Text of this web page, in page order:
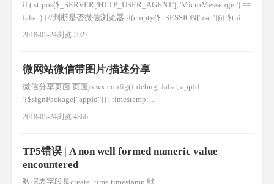
if ( strpos($_SERVER['HTTP_USER_AGENT'], 'MicroMessenger') ==
false ) {//判断是否微信浏览器 if(empty($_SESSION['user'])){ $this-
>redirect(__APP__ . '/member/login.html'); } }else { $refurl
2018-05-24浏览 2927
微网站微信带图片/描述分享
微信分享页面 页面js wx.config({ debug: false, appId:
'{$signPackage["appId"]}', timestamp:
'{$signPackage["timestamp"]}', nonceStr:
2018-05-24浏览 4866
TP5错误 | A non well formed numeric value
encountered
数据表字段是create_time timestamp 默